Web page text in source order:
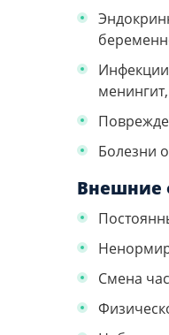
Болезни
Внешние
Смена